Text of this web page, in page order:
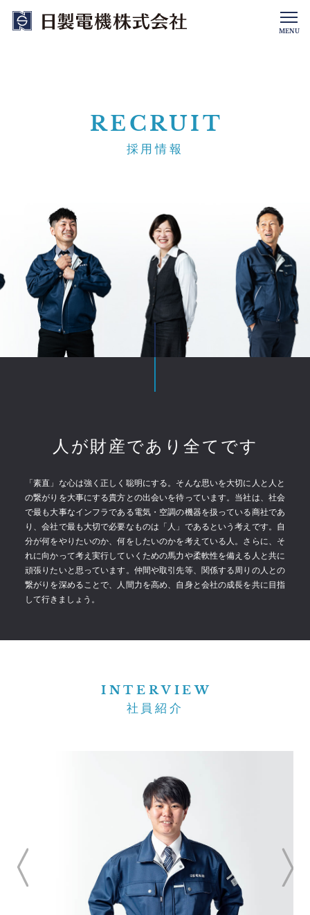
MENU
RECRUIT
採用情報
人が財産であり全てです
「素直」な心は強く正しく聡明にする。 そんな思いを大切に人と人と
の繋がりを大事にする貴方との出会いを待っています。 当社は、社会
で最も大事なインフラである電気・空調の機器を扱っている商社であ
り、会社で最も大切で必要なものは「人」であるという考えです。 自
分が何をやりたいのか、何をしたいのかを考えている人。さらに、そ
れに向かって考え実行していくための馬力や柔軟性を備える人と共に
頑張りたいと思っています。 仲間や取引先等、関係する周りの人との
繋がりを深めることで、人間力を高め、自身と会社の成長を共に目指
して行きましょう。
INTERVIEW
社員紹介